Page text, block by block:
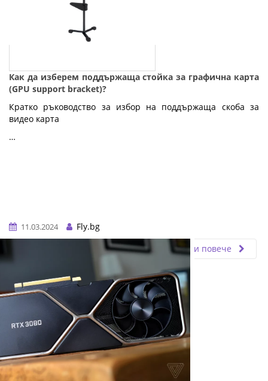
Как да изберем поддържаща стойка за графична карта
(GPU support bracket)?
Кратко ръководство за избор на поддържаща скоба за
видео карта
…
11.03.2024
Fly.bg
Прочети повече